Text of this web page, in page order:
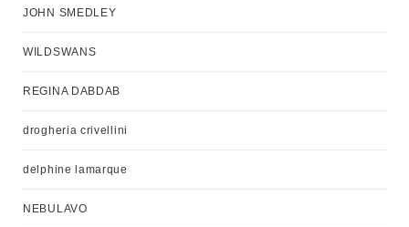
JOHN SMEDLEY
WILDSWANS
REGINA DABDAB
drogheria crivellini
delphine lamarque
NEBULAVO